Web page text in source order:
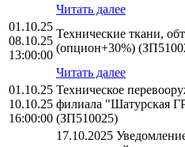
Читать далее
01.10.25
08.10.25
13:00:00
Технические ткани,
(опцион+30%)
Читать далее
01.10.25
10.10.25
16:00:00
Техническое
филиала
(ЗП510025)
17.10.2025